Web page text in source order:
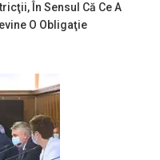
În Sensul Că Ce A
O Obligaţie